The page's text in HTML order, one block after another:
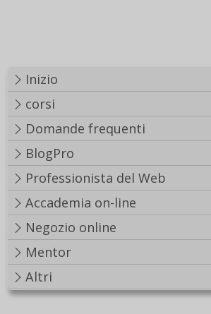
Inizio
corsi
Domande frequenti
BlogPro
Professionista del Web
Accademia on-line
Negozio online
Mentor
Altri